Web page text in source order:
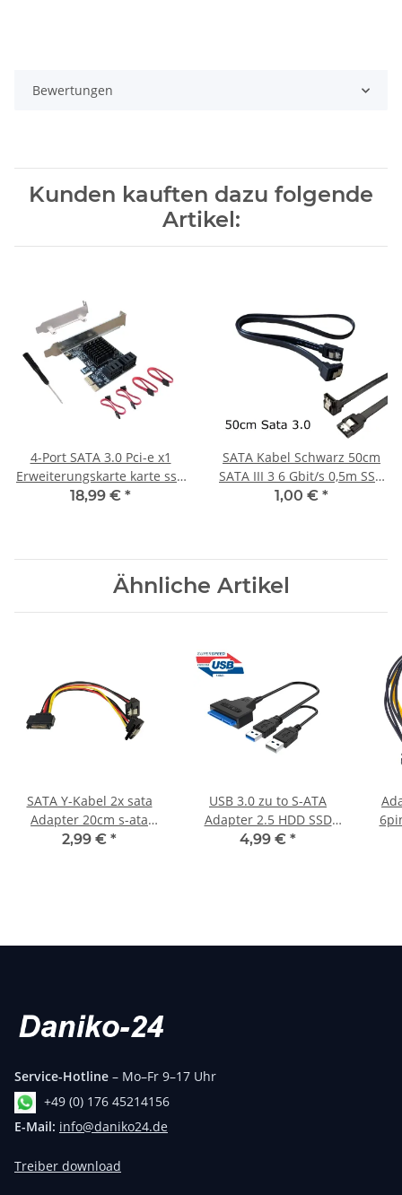
Bewertungen
Kunden kauften dazu folgende
Artikel:
4-Port SATA 3.0 Pci-e x1
Erweiterungskarte karte ssd
hdd
18,99 € *
SATA Kabel Schwarz 50cm
SATA III 3 6 Gbit/s 0,5m SSD
Festplatte HDD winkel
1,00 € *
Ähnliche Artikel
SATA Y-Kabel 2x sata
Adapter 20cm s-ata
15pin 90Grad Winkel
2,99 € *
USB 3.0 zu to S-ATA
Adapter 2.5 HDD SSD
Festplatte converter sata
4,99 € *
Service-Hotline – Mo–Fr 9–17 Uhr
+49 (0) 176 45214156
E-Mail: info@daniko24.de
Treiber download